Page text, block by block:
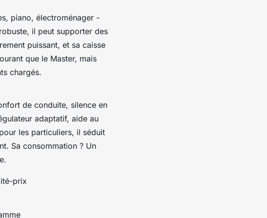
piano, électroménager -
il peut supporter des
puissant, et sa caisse
que le Master, mais
chargés.
de conduite, silence en
adaptatif, aide au
les particuliers, il séduit
Sa consommation ? Un
prix